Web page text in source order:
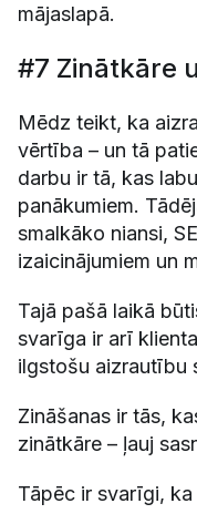
mājaslapā.
#7 Zinātkāre
Mēdz teikt, ka
vērtība – un tā
darbu ir tā, kas
panākumiem.
smalkāko niansi,
izaicinājumiem un
Tajā pašā laikā
svarīga ir arī
ilgstošu aizrautību
Zināšanas ir tās,
zinātkāre – ļauj
Tāpēc ir svarīgi, ka